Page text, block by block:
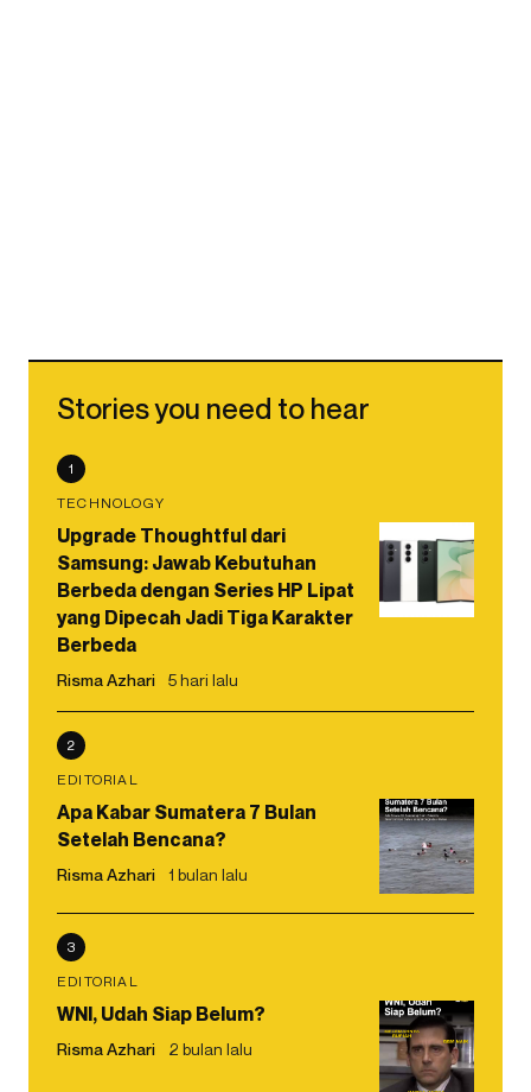
Stories you need to hear
1
TECHNOLOGY
Upgrade Thoughtful dari
Samsung: Jawab Kebutuhan
Berbeda dengan Series HP Lipat
yang Dipecah Jadi Tiga Karakter
Berbeda
Risma Azhari 5 hari lalu
2
EDITORIAL
Apa Kabar Sumatera 7 Bulan
Setelah Bencana?
Risma Azhari 1 bulan lalu
3
EDITORIAL
WNI, Udah Siap Belum?
Risma Azhari 2 bulan lalu